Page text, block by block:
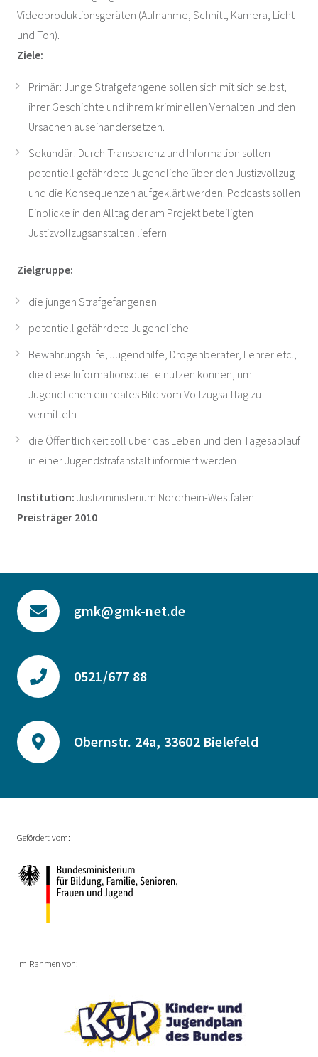
Videoproduktionsgeräten (Aufnahme, Schnitt, Kamera, Licht
und Ton).
Ziele:
Primär: Junge Strafgefangene sollen sich mit sich selbst,
ihrer Geschichte und ihrem kriminellen Verhalten und den
Ursachen auseinandersetzen.
Sekundär: Durch Transparenz und Information sollen
potentiell gefährdete Jugendliche über den Justizvollzug
und die Konsequenzen aufgeklärt werden. Podcasts sollen
Einblicke in den Alltag der am Projekt beteiligten
Justizvollzugsanstalten liefern
Zielgruppe:
die jungen Strafgefangenen
potentiell gefährdete Jugendliche
Bewährungshilfe, Jugendhilfe, Drogenberater, Lehrer etc.,
die diese Informationsquelle nutzen können, um
Jugendlichen ein reales Bild vom Vollzugsalltag zu
vermitteln
die Öffentlichkeit soll über das Leben und den Tagesablauf
in einer Jugendstrafanstalt informiert werden
Institution: Justizministerium Nordrhein-Westfalen
Preisträger 2010
gmk@gmk-net.de
0521/677 88
Obernstr. 24a, 33602 Bielefeld
Gefördert vom:
Im Rahmen von: